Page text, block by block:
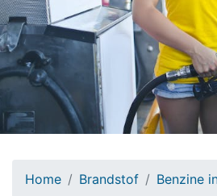
Home Brandstof Benzine